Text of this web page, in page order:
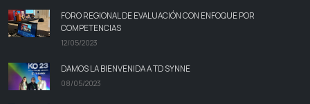
FORO REGIONAL DE EVALUACIÓN CON ENFOQUE POR
COMPETENCIAS
12/05/2023
DAMOS LA BIENVENIDA A TD SYNNE
08/05/2023